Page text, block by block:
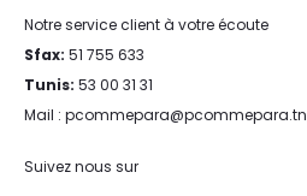
Notre service client à votre écoute
Sfax: 51 755 633
Tunis: 53 00 31 31
Mail : pcommepara@pcommepara.tn
Suivez nous sur